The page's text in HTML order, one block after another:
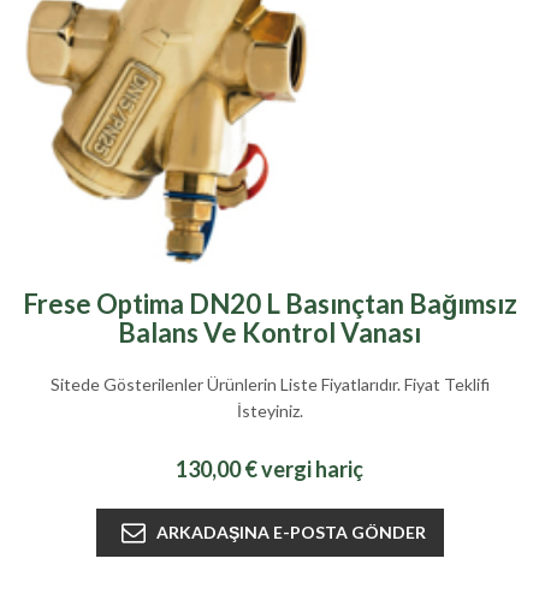
Frese Optima DN20 L Basınçtan Bağımsız
Balans Ve Kontrol Vanası
Sitede Gösterilenler Ürünlerin Liste Fiyatlarıdır. Fiyat Teklifi
İsteyiniz.
130,00 € vergi hariç